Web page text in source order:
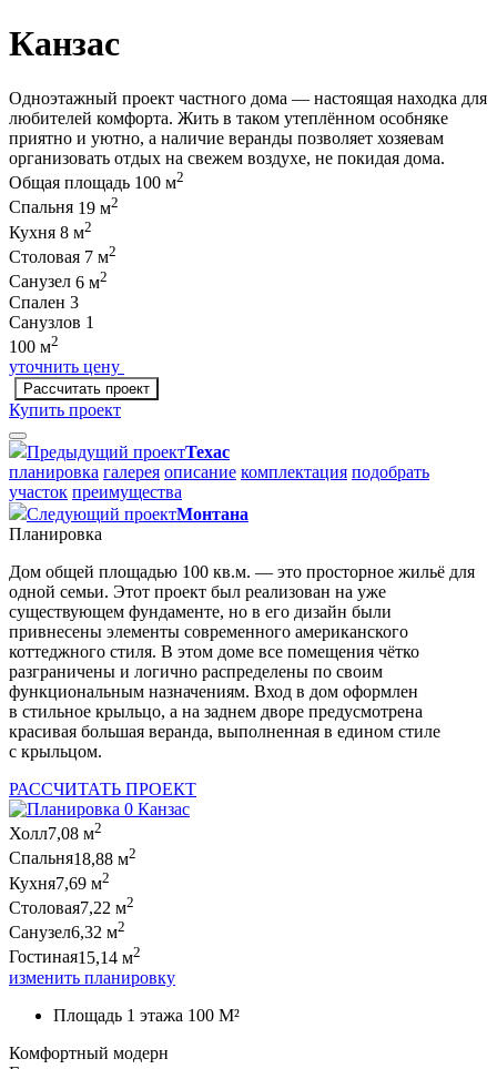
Канзас
Одноэтажный проект частного дома — настоящая находка для
любителей комфорта. Жить в таком утеплённом особняке
приятно и уютно, а наличие веранды позволяет хозяевам
организовать отдых на свежем воздухе, не покидая дома.
Общая площадь 100 м2
Спальня 19 м2
Кухня 8 м2
Столовая 7 м2
Санузел 6 м2
Спален 3
Санузлов 1
100 м2
уточнить цену
Рассчитать проект
Купить проект
Предыдущий проектТехас
планировка галерея описание комплектация подобрать
участок преимущества
Следующий проектМонтана
Планировка
Дом общей площадью 100 кв.м. — это просторное жильё для
одной семьи. Этот проект был реализован на уже
существующем фундаменте, но в его дизайн были
привнесены элементы современного американского
коттеджного стиля. В этом доме все помещения чётко
разграничены и логично распределены по своим
функциональным назначениям. Вход в дом оформлен
в стильное крыльцо, а на заднем дворе предусмотрена
красивая большая веранда, выполненная в едином стиле
с крыльцом.
РАССЧИТАТЬ ПРОЕКТ
Холл7,08 м2
Спальня18,88 м2
Кухня7,69 м2
Столовая7,22 м2
Санузел6,32 м2
Гостиная15,14 м2
изменить планировку
Площадь 1 этажа 100 M²
Комфортный модерн